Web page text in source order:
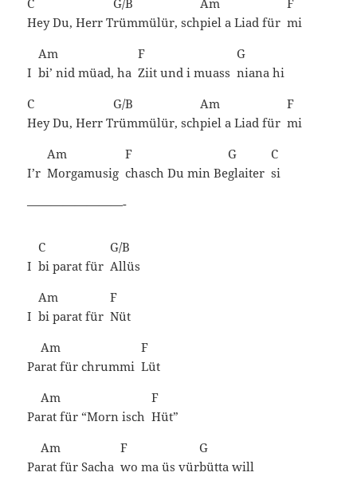
Hey Du, Herr Trümmülür,schpiel a Liad fürmi
I
Am
bi’ nid müad, ha
F
Ziit und i muass
G
nianahi
C
Hey Du, Herr T
G/B
rümmülür,sch
Am
piel a Liad für
F
mi
I’r
Am
Morgamusig
F
chasch Du min Be
G
glaiter
C
si
————————-
I
C
bi parat für
G/B
Allüs
I
Am
bi parat für
F
Nüt
Pa
Am
rat für chrummi
F
Lüt
Pa
Am
rat für “Morn isch
F
Hüt”
Pa
Am
rat für Sacha
F
wo ma üs vür
G
büttawill